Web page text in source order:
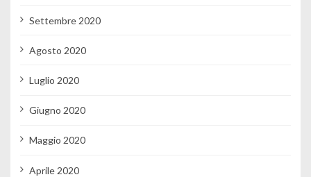
Settembre 2020
Agosto 2020
Luglio 2020
Giugno 2020
Maggio 2020
Aprile 2020